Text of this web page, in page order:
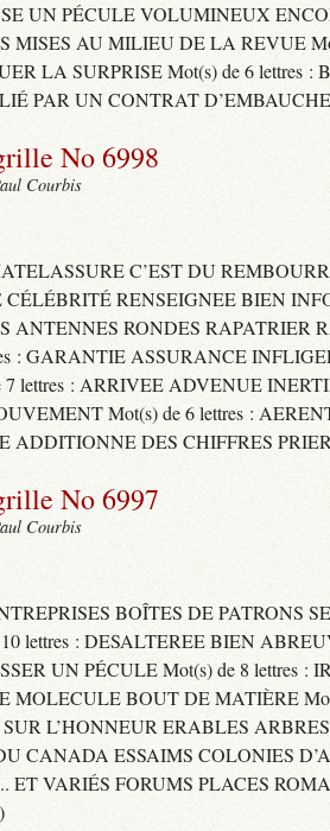
UN PÉCULE VOLUMINEUX
MISES AU MILIEU DE LA REVUE
LA SURPRISE Mot(s) de 6 lettres :
PAR UN CONTRAT
No 6998
Courbis
C’EST DU
CÉLÉBRITÉ RENSEIGNEE BIEN
ANTENNES RONDES RAPATRIER
: GARANTIE ASSURANCE
7 lettres : ARRIVEE ADVENUE
Mot(s) de 6 lettres :
ADDITIONNE DES CHIFFRES
No 6997
Courbis
BOÎTES DE PATRONS
lettres : DESALTEREE BIEN
UN PÉCULE Mot(s) de 8 lettres :
MOLECULE BOUT DE MATIÈRE
L’HONNEUR ERABLES ARBRES
CANADA ESSAIMS COLONIES
ET VARIÉS FORUMS PLACES